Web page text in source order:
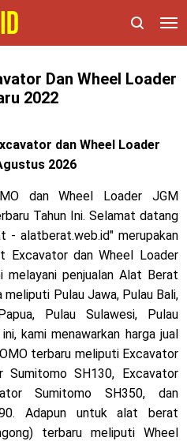
Dan Wheel Loader
2022
dan Wheel Loader
2026
dan Wheel Loader JGM
Tahun Ini. Selamat datang
- alatberat.web.id" merupakan
Excavator dan Wheel Loader
melayani penjualan Alat Berat
Pulau Jawa, Pulau Bali,
Pulau Sulawesi, Pulau
kami menawarkan harga jual
terbaru meliputi Excavator
Sumitomo SH130, Excavator
Sumitomo SH350, dan
Adapun untuk alat berat
terbaru meliputi Wheel